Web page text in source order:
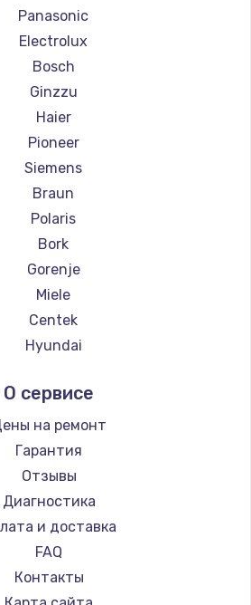
Beko
Vivitek
RED solution
Panasonic
Electrolux
Bosch
Ginzzu
Haier
Pioneer
Siemens
Braun
Polaris
Bork
Gorenje
Miele
Centek
Hyundai
DELTA
Silter
Chayka
Beko
Vivitek
RED solution
О сервисе
на ремонт
Гарантия
Отзывы
Диагностика
и доставка
FAQ
Контакты